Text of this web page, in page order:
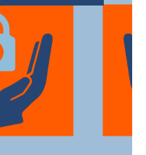
a manejar sus
cuidado,
la entrega final.